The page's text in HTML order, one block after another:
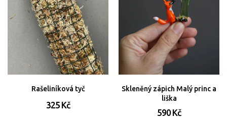
Rašeliníková tyč
325 Kč
Skleněný zápich Malý princ a
liška
590 Kč